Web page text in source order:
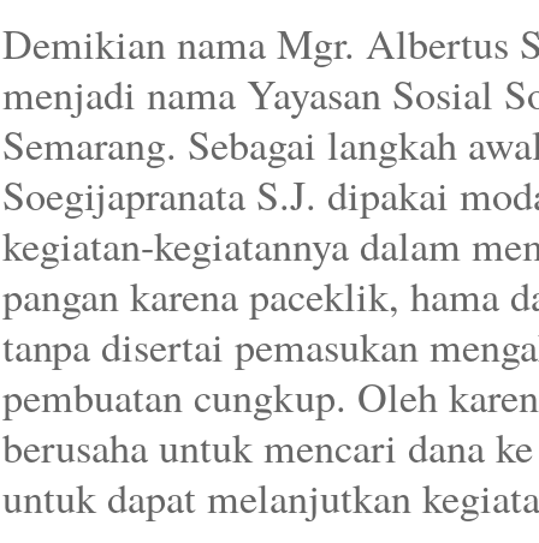
Demikian nama Mgr. Albertus
menjadi nama Yayasan Sosial
Semarang. Sebagai langkah
Soegijapranata S.J. dipakai
kegiatan-kegiatannya dalam
pangan karena paceklik, hama
tanpa disertai pemasukan
pembuatan cungkup. Oleh
berusaha untuk mencari dana
untuk dapat melanjutkan